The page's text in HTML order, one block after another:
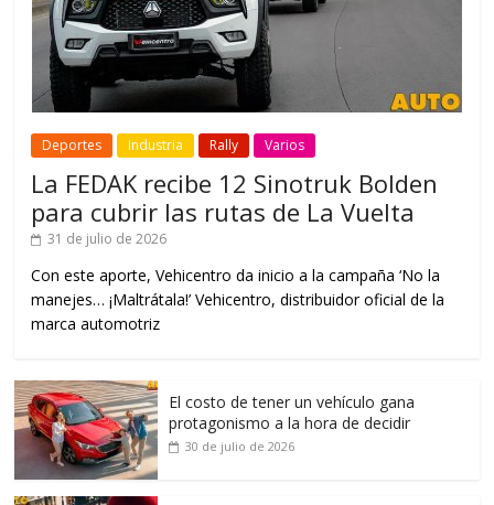
Deportes Industria Rally Varios
La FEDAK recibe 12 Sinotruk Bolden
para cubrir las rutas de La Vuelta
31 de julio de 2026
Con este aporte, Vehicentro da inicio a la campaña ‘No la
manejes… ¡Maltrátala!’ Vehicentro, distribuidor oficial de la
marca automotriz
El costo de tener un vehículo gana
protagonismo a la hora de decidir
30 de julio de 2026